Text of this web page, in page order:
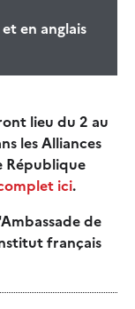
en anglais
lieu du 2 au
les Alliances
République
ici.
de
français